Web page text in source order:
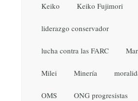
Keiko Keiko Fujimori
liderazgo conservador
lucha contra las FARC
Milei Minería
OMS ONG progresistas